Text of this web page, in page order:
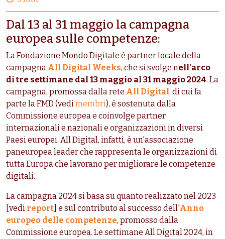
Dal 13 al 31 maggio la campagna
europea sulle competenze:
La Fondazione Mondo Digitale è partner locale della
campagna All Digital Weeks, che si svolge nell'arco
di tre settimane dal 13 maggio al 31 maggio 2024. La
campagna, promossa dalla rete All Digital, di cui fa
parte la FMD (vedimembri), è sostenuta dalla
Commissione europea e coinvolge partner
internazionali e nazionali e organizzazioni in diversi
Paesi europei. All Digital, infatti, è un'associazione
paneuropea leader che rappresenta le organizzazioni di
tutta Europa che lavorano per migliorare le competenze
digitali.
La campagna 2024 si basa su quanto realizzato nel 2023
[vedi report ] e sul contributo al successo dell'Anno
europeo delle competenze, promosso dalla
Commissione europea. Le settimane All Digital 2024, in